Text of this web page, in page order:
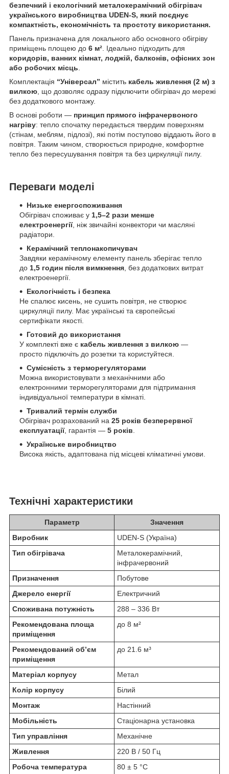
безпечний і екологічний металокерамічний обігрівач
українського виробництва UDEN-S, який поєднує
компактність, економічність та простоту використання.
Панель призначена для локального або основного обігріву
приміщень площею до 6 м² . Ідеально підходить для
коридорів, ванних кімнат, лоджій, балконів, офісних зон
або робочих місць
Комплектація “Універсал” містить кабель живлення (2 м) з
вилкою , що дозволяє одразу підключити обігрівач до мережі
без додаткового монтажу.
В основі роботи — принцип прямого інфрачервоного
нагріву: тепло спочатку передається твердим поверхням
(стінам, меблям, підлозі), які потім поступово віддають його в
повітря. Таким чином, створюється природне, комфортне
тепло без пересушування повітря та без циркуляції пилу.
Переваги моделі
Низьке енергоспоживання
Обігрівач споживає у 1,5–2 рази менше
електроенергії, ніж звичайні конвектори чи масляні
радіатори.
Керамічний теплонакопичувач
Завдяки керамічному елементу панель зберігає тепло
до 1,5 годин після вимкнення , без додаткових витрат
електроенергії.
Екологічність і безпека
Не спалює кисень, не сушить повітря, не створює
циркуляції пилу. Має українські та європейські
сертифікати якості.
Готовий до використання
У комплекті вже є кабель живлення з вилкою —
просто підключіть до розетки та користуйтеся.
Сумісність з терморегуляторами
Можна використовувати з механічними або
електронними терморегуляторами для підтримання
індивідуальної температури в кімнаті.
Тривалий термін служби
Обігрівач розрахований на 25 років безперервної
експлуатації, гарантія — 5 років
Українське виробництво
Висока якість, адаптована під місцеві кліматичні умови.
Технічні характеристики
Параметр
Значення
Виробник
UDEN-S (Україна)
Тип обігрівача
Металокерамічний,
інфрачервоний
Призначення
Побутове
Джерело енергії
Електричний
Споживана потужність
288 – 336 Вт
Рекомендована площа
приміщення
до 8 м²
Рекомендований об’єм
приміщення
до 21.6 м³
Матеріал корпусу
Метал
Колір корпусу
Білий
Монтаж
Настінний
Мобільність
Стаціонарна установка
Тип управління
Механічне
Живлення
220 В / 50 Гц
Робоча температура
80 ± 5 °C